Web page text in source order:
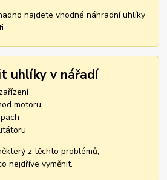
najdete vhodné náhradní uhlíky
uhlíky v nářadí
motoru
z těchto problémů,
nejdříve vyměnit.